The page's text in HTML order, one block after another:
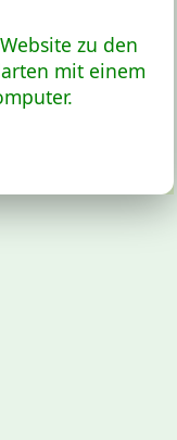
zu den
mit einem